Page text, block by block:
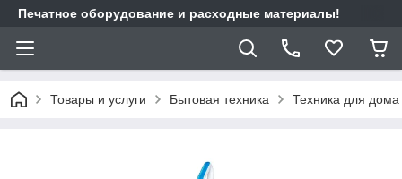
Печатное оборудование и расходные материалы!
Товары и услуги Бытовая техника Техника для дома